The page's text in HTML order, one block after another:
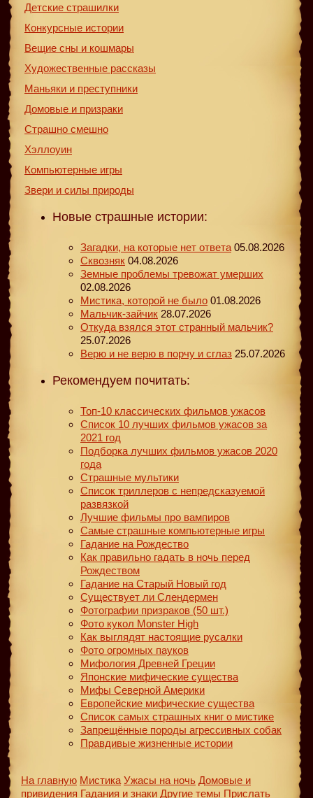
Детские страшилки
Конкурсные истории
Вещие сны и кошмары
Художественные рассказы
Маньяки и преступники
Домовые и призраки
Страшно смешно
Хэллоуин
Компьютерные игры
Звери и силы природы
Новые страшные истории:
Загадки, на которые нет ответа 05.08.2026
Сквозняк 04.08.2026
Земные проблемы тревожат умерших
02.08.2026
Мистика, которой не было 01.08.2026
Мальчик-зайчик 28.07.2026
Откуда взялся этот странный мальчик?
25.07.2026
Верю и не верю в порчу и сглаз 25.07.2026
Рекомендуем почитать:
Топ-10 классических фильмов ужасов
Список 10 лучших фильмов ужасов за
2021 год
Подборка лучших фильмов ужасов 2020
года
Страшные мультики
Список триллеров с непредсказуемой
развязкой
Лучшие фильмы про вампиров
Самые страшные компьютерные игры
Гадание на Рождество
Как правильно гадать в ночь перед
Рождеством
Гадание на Старый Новый год
Существует ли Слендермен
Фотографии призраков (50 шт.)
Фото кукол Monster High
Как выглядят настоящие русалки
Фото огромных пауков
Мифология Древней Греции
Японские мифические существа
Мифы Северной Америки
Европейские мифические существа
Список самых страшных книг о мистике
Запрещённые породы агрессивных собак
Правдивые жизненные истории
На главную Мистика Ужасы на ночь Домовые и
привидения Гадания и знаки Другие темы Прислать